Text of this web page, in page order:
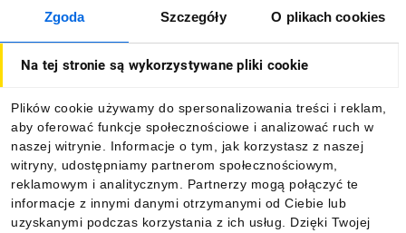
Zgoda Szczegóły O plikach cookies
Na tej stronie są wykorzystywane pliki cookie
Plików cookie używamy do spersonalizowania treści i reklam,
aby oferować funkcje społecznościowe i analizować ruch w
naszej witrynie. Informacje o tym, jak korzystasz z naszej
witryny, udostępniamy partnerom społecznościowym,
reklamowym i analitycznym. Partnerzy mogą połączyć te
informacje z innymi danymi otrzymanymi od Ciebie lub
uzyskanymi podczas korzystania z ich usług. Dzięki Twojej
O firmie
Informacje
Pobierz naszą aplikację mobilną: